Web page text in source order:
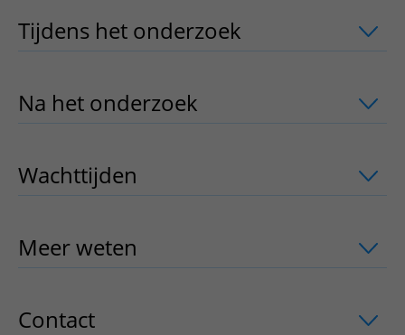
Tijdens het onderzoek uitklapper, klik
Na het onderzoek uitklapper, klik om
Wachttijden uitklapper, klik om te
Meer weten uitklapper, klik om te
Contact uitklapper, klik om te openen